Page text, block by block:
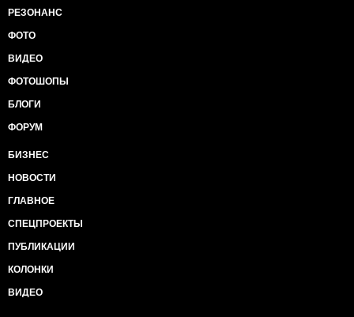
РЕЗОНАНС
ФОТО
ВИДЕО
ФОТОШОПЫ
БЛОГИ
ФОРУМ
БИЗНЕС
НОВОСТИ
ГЛАВНОЕ
СПЕЦПРОЕКТЫ
ПУБЛИКАЦИИ
КОЛОНКИ
ВИДЕО